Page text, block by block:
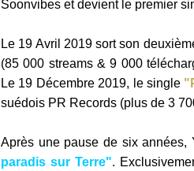
Soonvibes et devient le premier
Le 19 Avril 2019 sort son
(85 000 streams & 9 000
Le 19 Décembre 2019, le single
suédois PR Records (plus de 3
Après une pause de six
paradis sur Terre".